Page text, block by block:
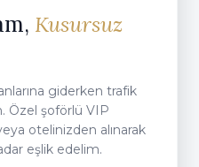
Kusursuz
giderken trafik
Özel şoförlü VIP
otelinizden alınarak
eşlik edelim.